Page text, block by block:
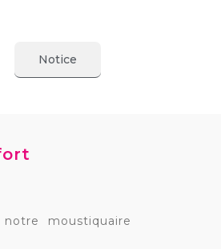
Notice
moustiquaire